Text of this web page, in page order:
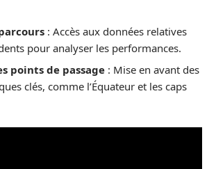
: Accès aux données relatives
pour analyser les performances.
points de passage : Mise en avant des
clés, comme l’Équateur et les caps